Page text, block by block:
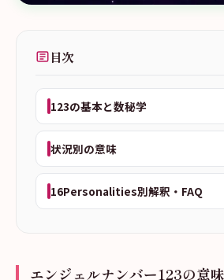
目次
123の基本と数秘学
状況別の意味
16Personalities別解釈・FAQ
エンジェルナンバー123の意